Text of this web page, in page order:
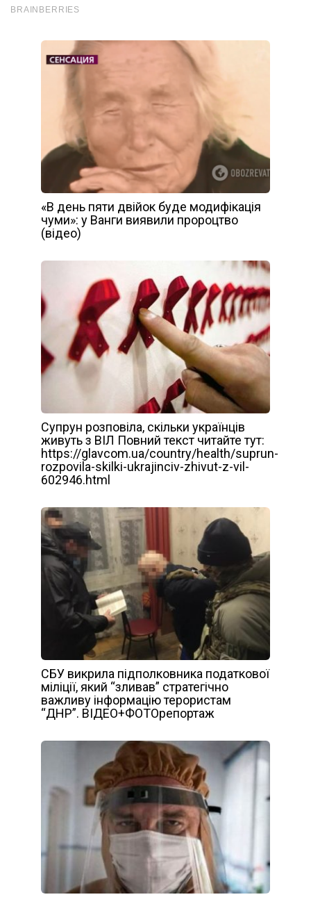
«В день пяти двійок буде модифікація
чуми»: у Ванги виявили пророцтво
(відео)
Супрун розповіла, скільки українців
живуть з ВІЛ Повний текст читайте тут:
https://glavcom.ua/country/health/suprun-
rozpovila-skilki-ukrajinciv-zhivut-z-vil-
602946.html
СБУ викрила підполковника податкової
міліції, який “зливав” стратегічно
важливу інформацію терористам
“ДНР”. ВІДЕО+ФОТОрепортаж